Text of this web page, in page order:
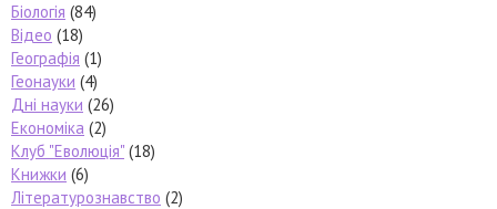
Біологія (84)
Відео (18)
Географія (1)
Геонауки (4)
Дні науки (26)
Економіка (2)
Клуб "Еволюція" (18)
Книжки (6)
Літературознавство (2)